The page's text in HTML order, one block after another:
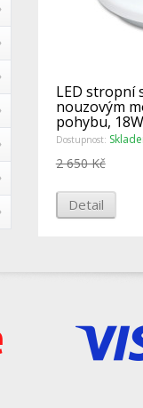
LED stropní
nouzovým
pohybu,
1480Lm -
Dostupnost:
2 650 Kč
Detail